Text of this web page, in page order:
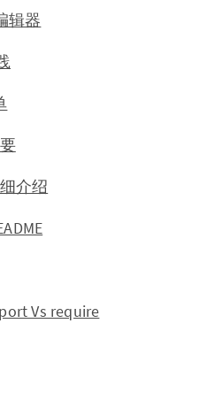
辑器
介绍
Vs require